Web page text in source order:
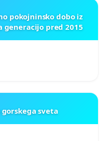
pokojninsko dobo iz
generacijo pred 2015
sveta